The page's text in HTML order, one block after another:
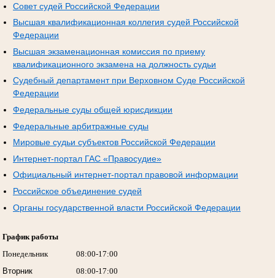
Совет судей Российской Федерации
Высшая квалификационная коллегия судей Российской
Федерации
Высшая экзаменационная комиссия по приему
квалификационного экзамена на должность судьи
Судебный департамент при Верховном Суде Российской
Федерации
Федеральные суды общей юрисдикции
Федеральные арбитражные суды
Мировые судьи субъектов Российской Федерации
Интернет-портал ГАС «Правосудие»
Официальный интернет-портал правовой информации
Российское объединение судей
Органы государственной власти Российской Федерации
График работы
Понедельник
08:00-17:00
Вторник
08:00-17:00